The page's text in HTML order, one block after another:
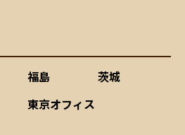
福島
茨城
東京オフィス